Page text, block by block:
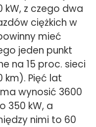
kW, z czego dwa
ciężkich w
mieć
jeden punkt
na 15 proc. sieci
km). Pięć lat
wynosić 3600
350 kW, a
nimi to 60